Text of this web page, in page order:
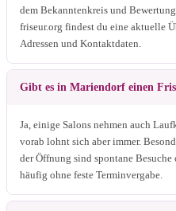
dem Bekanntenkreis und
friseur.org findest du eine aktuelle
Adressen und Kontaktdaten.
Gibt es in Mariendorf einen
Ja, einige Salons nehmen auch
vorab lohnt sich aber immer.
der Öffnung sind spontane
häufig ohne feste Terminvergabe.